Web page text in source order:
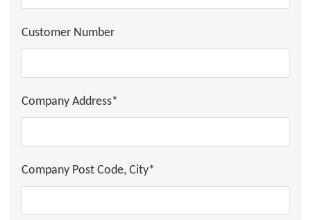
Customer Number
Company Address*
Company Post Code, City*